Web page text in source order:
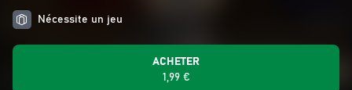
Nécessite un jeu
ACHETER
1,99 €